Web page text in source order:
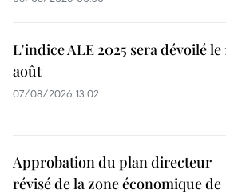
L'indice ALE 2025 sera dévoilé le
août
07/08/2026 13:02
Approbation du plan directeur
révisé de la zone économique de